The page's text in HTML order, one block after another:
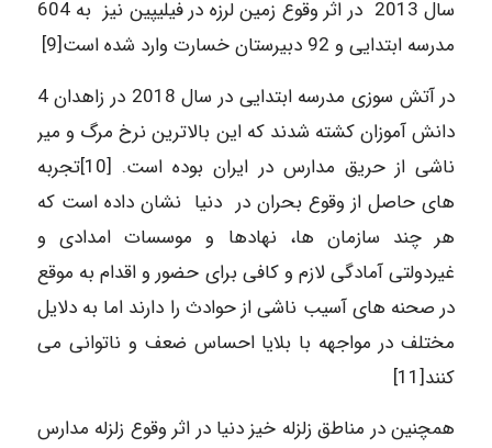
سال 2013 در اثر وقوع زمین لرزه در فیلیپین نیز به 604
مدرسه ابتدایی و 92 دبیرستان خسارت وارد شده است[9]
در آتش سوزی مدرسه ابتدایی در سال 2018 در زاهدان 4
دانش آموزان کشته شدند که این بالاترین نرخ مرگ و میر
ناشی از حریق مدارس در ایران بوده است. [10]تجربه
های حاصل از وقوع بحران در دنیا نشان داده است که
هر چند سازمان ها، نهادها و موسسات امدادی و
غیردولتی آمادگی لازم و کافی برای حضور و اقدام به موقع
در صحنه های آسیب ناشی از حوادث را دارند اما به دلایل
مختلف در مواجهه با بلایا احساس ضعف و ناتوانی می
کنند[11]
همچنین در مناطق زلزله خیز دنیا در اثر وقوع زلزله مدارس